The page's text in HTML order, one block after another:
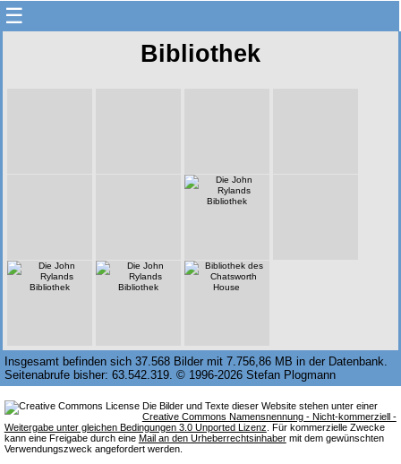
☰
Bibliothek
Insgesamt befinden sich 37.568 Bilder mit 7.756,86 MB in der Datenbank.
Seitenabrufe bisher: 63.542.319. © 1996-2026 Stefan Plogmann
Die Bilder und Texte dieser Website stehen unter einer
Creative Commons Namensnennung - Nicht-kommerziell -
Weitergabe unter gleichen Bedingungen 3.0 Unported Lizenz . Für kommerzielle Zwecke
kann eine Freigabe durch eine Mail an den Urheberrechtsinhabermit dem gewünschten
Verwendungszweck angefordert werden.